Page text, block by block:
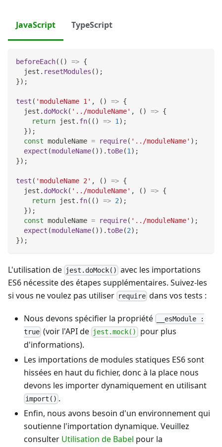
JavaScript TypeScript
beforeEach( ( ) => {
  jest
. resetModules ( ) ;
}) ;
test ( 'moduleName 1' , ( ) => {
  jest
. doMock( '../moduleName' , ( ) => {
return jest . fn( ( ) => 1 ) ;
}) ;
const moduleName = require( '../moduleName' ) ;
expect (moduleName( ) ) . toBe(1 ) ;
}) ;
test ( 'moduleName 2' , ( ) => {
  jest
. doMock( '../moduleName' , ( ) => {
return jest . fn( ( ) => 2) ;
}) ;
const moduleName = require( '../moduleName' ) ;
expect (moduleName( ) ) . toBe(2) ;
}) ;
L'utilisation de jest.doMock() avec les importations
ES6 nécessite des étapes supplémentaires. Suivez-les
si vous ne voulez pas utiliser require dans vos tests :
Nous devons spécifier la propriété
__esModule :
true (voir l'API de jest.mock() pour plus
d'informations).
Les importations de modules statiques ES6 sont
hissées en haut du fichier, donc à la place nous
devons les importer dynamiquement en utilisant
import() .
Enfin, nous avons besoin d'un environnement qui
soutienne l'importation dynamique. Veuillez
consulter Utilisation de Babel pour la